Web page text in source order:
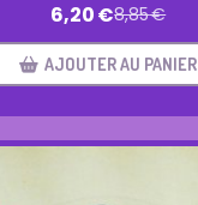
6,20€8,85€
AJOUTER AU PANIER